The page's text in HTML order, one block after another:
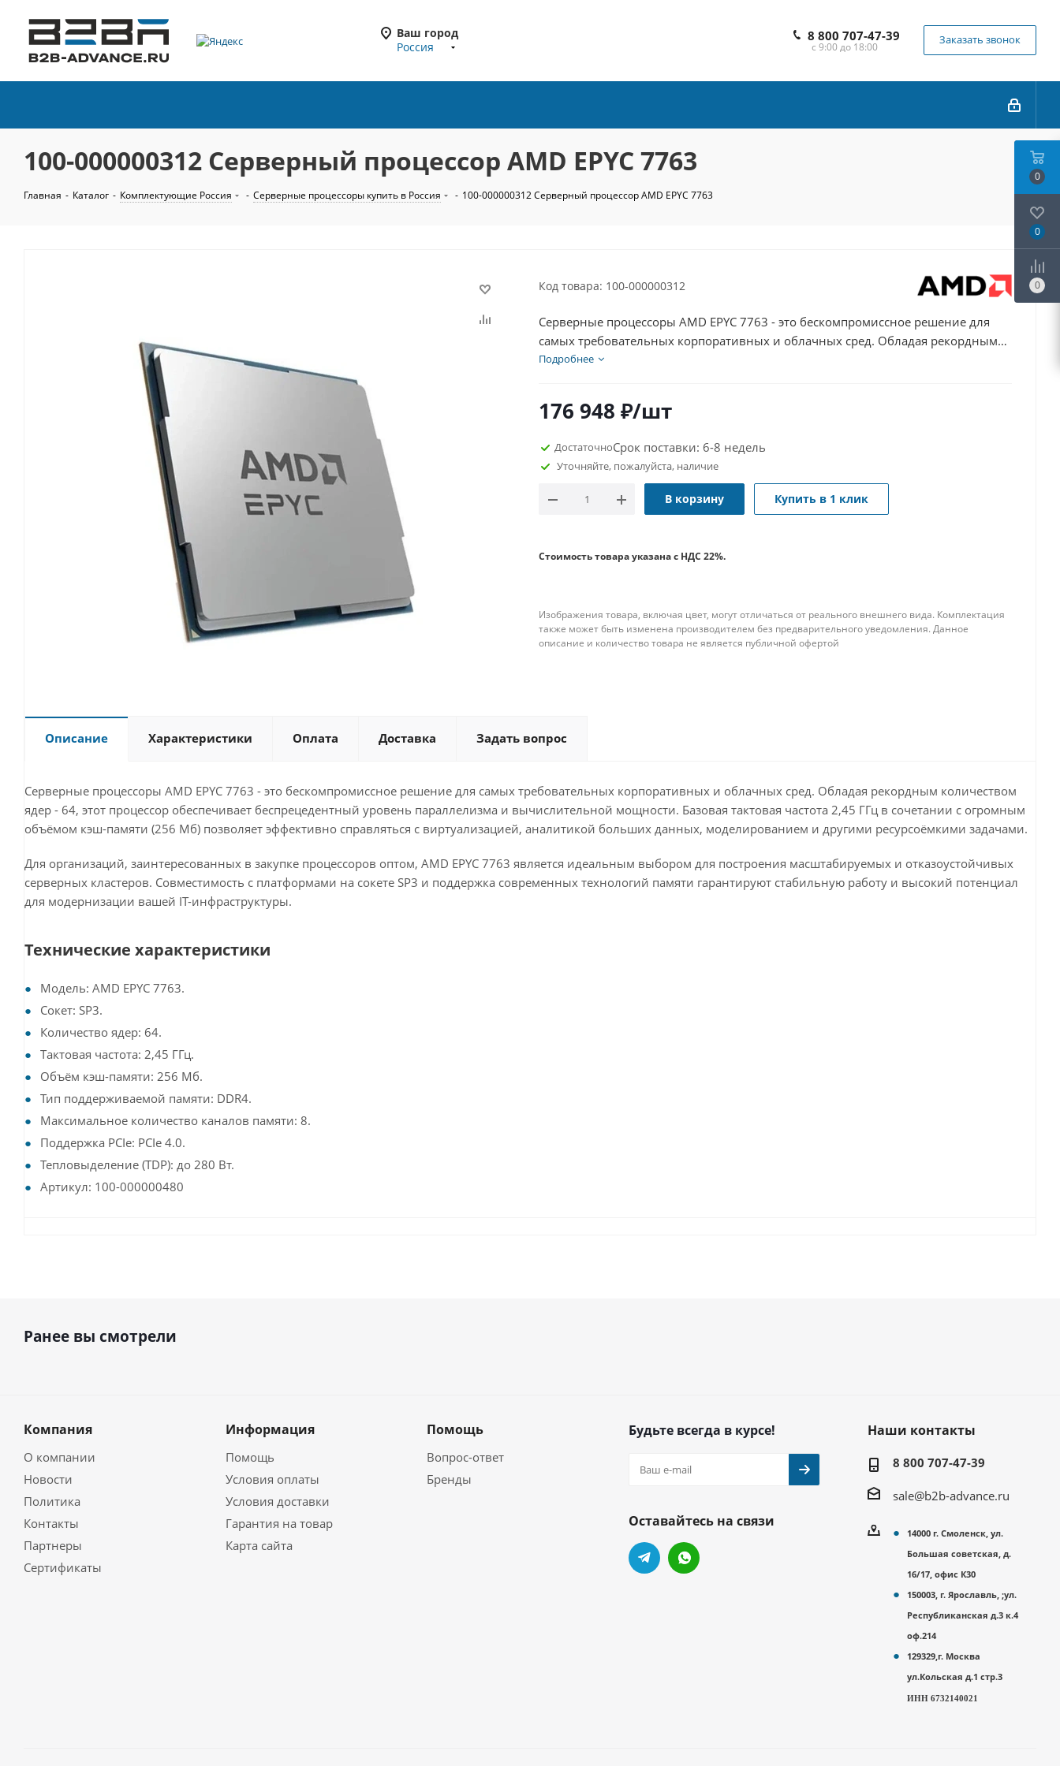
Ваш город
Россия
8 800 707-47-39
с 9:00 до 18:00
Заказать звонок
100-000000312 Серверный процессор AMD EPYC 7763
Главная - Каталог - Комплектующие Россия - Cерверные процессоры купить в Россия - 100-000000312 Серверный процессор AMD EPYC 7763
Код товара: 100-000000312
Серверные процессоры AMD EPYC 7763 - это бескомпромиссное решение для
самых требовательных корпоративных и облачных сред. Обладая рекордным
количеством ядер - 64, этот процессор обеспечивает беспрецедентный уровень
справляться с виртуализацией, аналитикой больших данных, моделированием
Подробнее
176 948 ₽/шт
ДостаточноСрок поставки: 6-8 недель
Уточняйте, пожалуйста, наличие
В корзину Купить в 1 клик
Стоимость товара указана с НДС 22%.
Изображения товара, включая цвет, могут отличаться от реального внешнего вида. Комплектация
также может быть изменена производителем без предварительного уведомления. Данное
описание и количество товара не является публичной офертой
Описание Характеристики Оплата Доставка Задать вопрос
Серверные процессоры AMD EPYC 7763 - это бескомпромиссное решение для самых требовательных корпоративных и облачных сред. Обладая рекордным количеством
ядер - 64, этот процессор обеспечивает беспрецедентный уровень параллелизма и вычислительной мощности. Базовая тактовая частота 2,45 ГГц в сочетании с огромным
объёмом кэш-памяти (256 Мб) позволяет эффективно справляться с виртуализацией, аналитикой больших данных, моделированием и другими ресурсоёмкими задачами.
Для организаций, заинтересованных в закупке процессоров оптом, AMD EPYC 7763 является идеальным выбором для построения масштабируемых и отказоустойчивых
серверных кластеров. Совместимость с платформами на сокете SP3 и поддержка современных технологий памяти гарантируют стабильную работу и высокий потенциал
для модернизации вашей IT-инфраструктуры.
Технические характеристики
Модель: AMD EPYC 7763.
Сокет: SP3.
Количество ядер: 64.
Тактовая частота: 2,45 ГГц.
Объём кэш-памяти: 256 Мб.
Тип поддерживаемой памяти: DDR4.
Максимальное количество каналов памяти: 8.
Поддержка PCIe: PCIe 4.0.
Тепловыделение (TDP): до 280 Вт.
Артикул: 100-000000480
Ранее вы смотрели
Компания
О компании
Новости
Политика
Контакты
Партнеры
Сертификаты
Информация
Помощь
Условия оплаты
Условия доставки
Гарантия на товар
Карта сайта
Помощь
Вопрос-ответ
Бренды
Будьте всегда в курсе!
Оставайтесь на связи
Наши контакты
8 800 707-47-39
sale@b2b-advance.ru
14000 г. Смоленск, ул.
Большая советская, д.
16/17, офис К30
150003, г. Ярославль, ;ул.
Республиканская д.3 к.4
оф.214
129329,г. Москва
ул.Кольская д.1 стр.3
ИНН 6732140021
0
0
0